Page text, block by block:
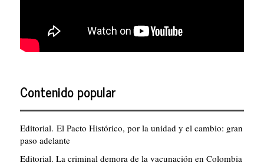
Contenido popular
Editorial. El Pacto Histórico, por la unidad y el cambio: gran
paso adelante
Editorial. La criminal demora de la vacunación en Colombia